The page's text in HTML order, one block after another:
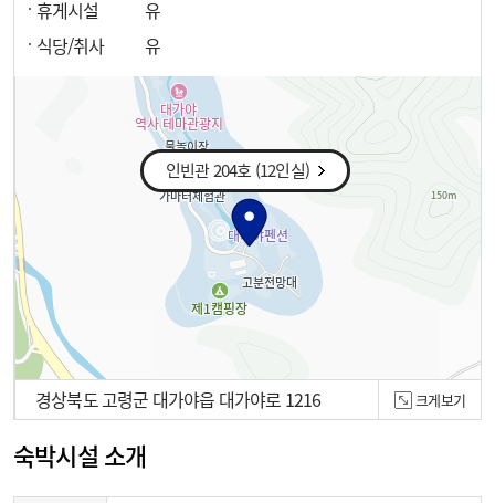
휴게시설
유
식당/취사
유
인빈관 204호 (12인실)
100m
경상북도 고령군 대가야읍 대가야로 1216 크게보기
숙박시설 소개